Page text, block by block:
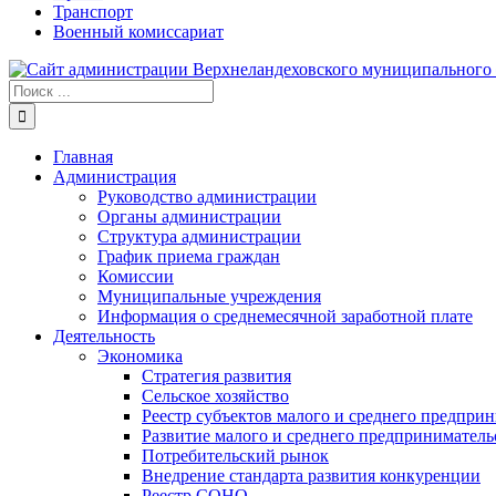
Транспорт
Военный комиссариат
Результат
поиска:
Главная
Администрация
Руководство администрации
Органы администрации
Структура администрации
График приема граждан
Комиссии
Муниципальные учреждения
Информация о среднемесячной заработной плате
Деятельность
Экономика
Стратегия развития
Сельское хозяйство
Реестр субъектов малого и среднего
Развитие малого и среднего
Потребительский рынок
Внедрение стандарта развития конкуренции